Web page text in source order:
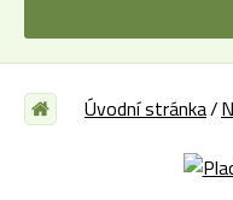
Úvodní stránka